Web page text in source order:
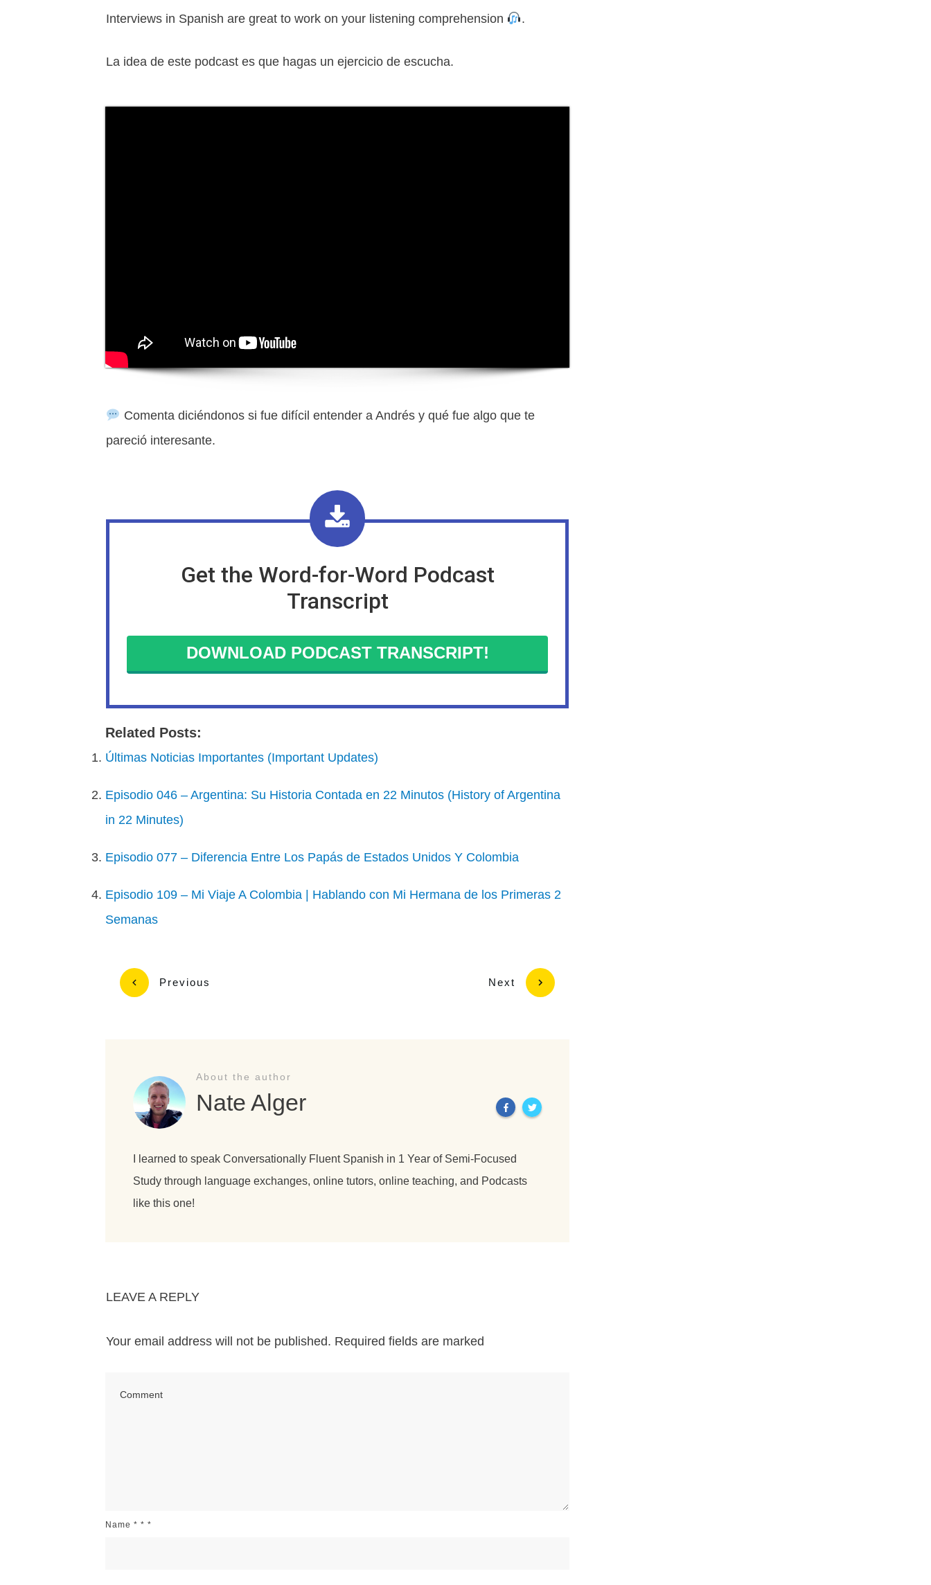
Interviews in Spanish are great to work on your listening comprehension .
La idea de este podcast es que hagas un ejercicio de escucha.
Comenta diciéndonos si fue difícil entender a Andrés y qué fue algo que te
pareció interesante.
Get the Word-for-Word Podcast
Transcript
DOWNLOAD PODCAST TRANSCRIPT!
Related Posts:
Últimas Noticias Importantes (Important Updates)
Episodio 046 – Argentina: Su Historia Contada en 22 Minutos (History of Argentina
in 22 Minutes)
Episodio 077 – Diferencia Entre Los Papás de Estados Unidos Y Colombia
Episodio 109 – Mi Viaje A Colombia | Hablando con Mi Hermana de los Primeras 2
Semanas
Previous Next
About the author
Nate Alger
I learned to speak Conversationally Fluent Spanish in 1 Year of Semi-Focused
Study through language exchanges, online tutors, online teaching, and Podcasts
like this one!
LEAVE A REPLY
Your email address will not be published. Required fields are marked
Name * * *